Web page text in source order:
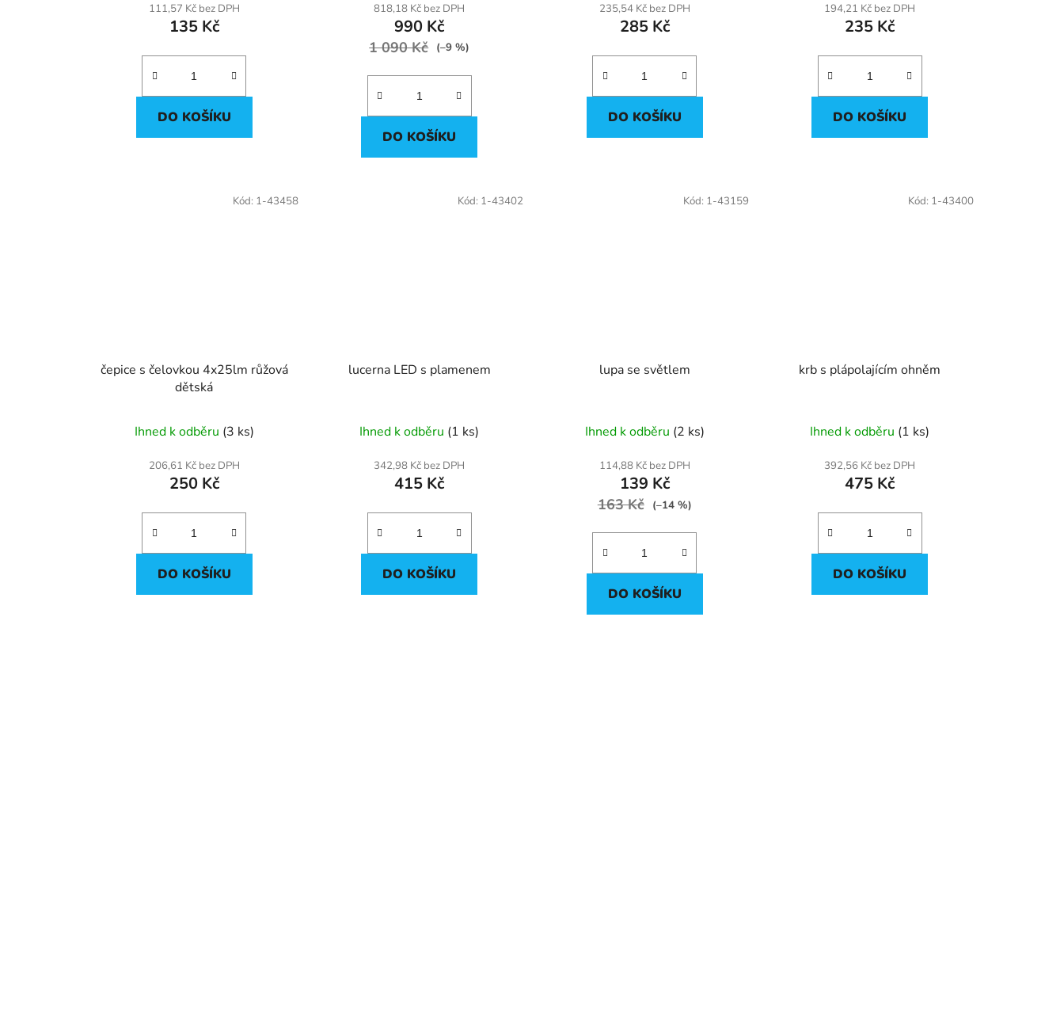
111,57 Kč bez DPH
135 Kč
DO KOŠÍKU
818,18 Kč bez DPH
990 Kč
1 090 Kč (–9 %)
DO KOŠÍKU
235,54 Kč bez DPH
285 Kč
DO KOŠÍKU
194,21 Kč bez DPH
235 Kč
DO KOŠÍKU
čepice s čelovkou 4x25lm růžová
dětská
Ihned k odběru (3 ks)
206,61 Kč bez DPH
250 Kč
DO KOŠÍKU
Kód: 1-43458
lucerna LED s plamenem
Ihned k odběru (1 ks)
342,98 Kč bez DPH
415 Kč
DO KOŠÍKU
Kód: 1-43402
lupa se světlem
Ihned k odběru (2 ks)
114,88 Kč bez DPH
139 Kč
163 Kč (–14 %)
DO KOŠÍKU
Kód: 1-43159
krb s plápolajícím ohněm
Ihned k odběru (1 ks)
392,56 Kč bez DPH
475 Kč
DO KOŠÍKU
Kód: 1-43400